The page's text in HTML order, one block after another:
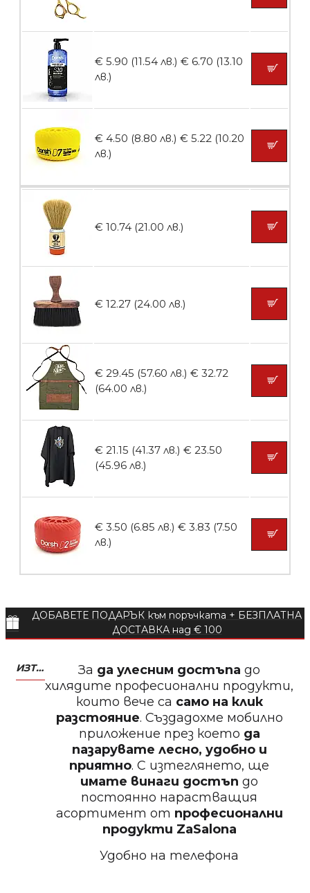
Пила тип ренде
БЕЗПЛАТНО
Пила тип ренде 2в1
БЕЗПЛАТНО
Пила тип ренде 2в1
БЕЗПЛАТНО
Пила тип ренде 2в1
БЕЗПЛАТНО
Пила за нокти
БЕЗПЛАТНО
Пила за нокти
БЕЗПЛАТНО
Пила за полиране на нокти
€ 5.90 (11.54 лв.) € 6.70 (13.10
лв.)
€ 4.50 (8.80 лв.) € 5.22 (10.20
лв.)
€ 10.74 (21.00 лв.)
€ 12.27 (24.00 лв.)
€ 29.45 (57.60 лв.) € 32.72
(64.00 лв.)
€ 21.15 (41.37 лв.) € 23.50
(45.96 лв.)
€ 3.50 (6.85 лв.) € 3.83 (7.50
лв.)
ДОБАВЕТЕ ПОДАРЪК към поръчката + БЕЗПЛАТНА
ДОСТАВКА над € 100
ИЗТЕГЛЕТЕ МОБИЛНО ПРИЛОЖЕНИЕ ZASALONA За да улесним достъпадо
хилядите професионални продукти,
които вече са само на клик
разстояние. Създадохме мобилно
приложение през което да
пазарувате лесно, удобно и
приятно. С изтеглянето, ще
имате винаги достъп до
постоянно нарастващия
асортимент от професионални
продукти ZaSalona
Удобно на телефона